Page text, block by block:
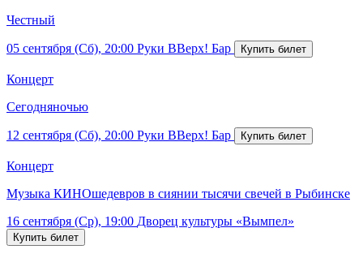
Честный
05 сентября (Сб), 20:00 Руки ВВерх! Бар
Концерт
Сегодняночью
12 сентября (Сб), 20:00 Руки ВВерх! Бар
Концерт
Музыка КИНОшедевров в сиянии тысячи свечей в Рыбинске
16 сентября (Ср), 19:00 Дворец культуры «Вымпел»